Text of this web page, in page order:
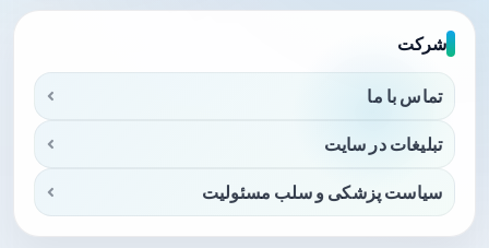
شرکت
تماس با ما
تبلیغات در سایت
سیاست پزشکی و سلب مسئولیت